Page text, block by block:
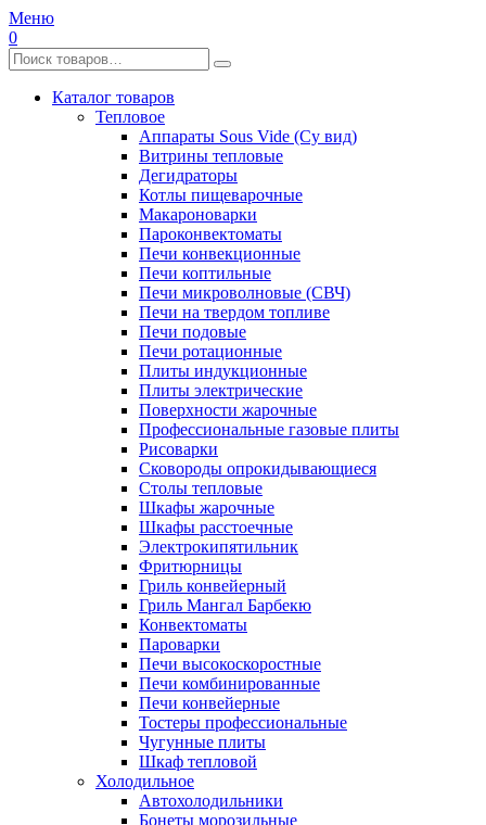
Меню
0
Каталог товаров
Тепловое
Аппараты Sous Vide (Су вид)
Витрины тепловые
Дегидраторы
Котлы пищеварочные
Макароноварки
Пароконвектоматы
Печи конвекционные
Печи коптильные
Печи микроволновые (СВЧ)
Печи на твердом топливе
Печи подовые
Печи ротационные
Плиты индукционные
Плиты электрические
Поверхности жарочные
Профессиональные газовые плиты
Рисоварки
Сковороды опрокидывающиеся
Столы тепловые
Шкафы жарочные
Шкафы расстоечные
Электрокипятильник
Фритюрницы
Гриль конвейерный
Гриль Мангал Барбекю
Конвектоматы
Пароварки
Печи высокоскоростные
Печи комбинированные
Печи конвейерные
Тостеры профессиональные
Чугунные плиты
Шкаф тепловой
Холодильное
Автохолодильники
Бонеты морозильные